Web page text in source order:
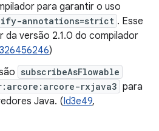
para garantir o uso
annotations=strict . Esse
da versão 2.1.0 do compilador
)
subscribeAsFlowable
rxjava3 para
Java. (Id3e49,